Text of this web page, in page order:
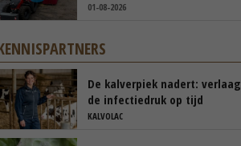
01-08-2026
De kalverpiek nadert: verlaag
de infectiedruk op tijd
KALVOLAC